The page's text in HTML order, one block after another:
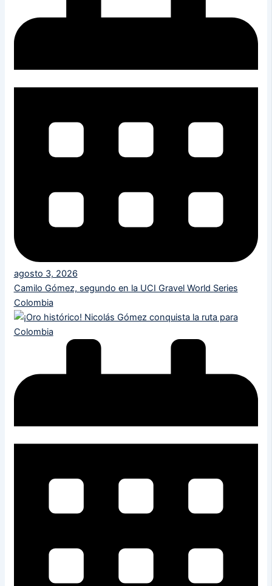
agosto 3, 2026
Camilo Gómez, segundo en la UCI Gravel World Series
Colombia